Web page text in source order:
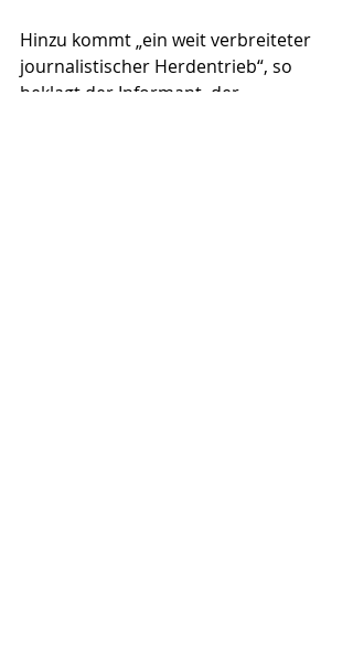
Hinzu kommt „ein weit verbreiteter
journalistischer Herdentrieb“, so
beklagt der Informant, der